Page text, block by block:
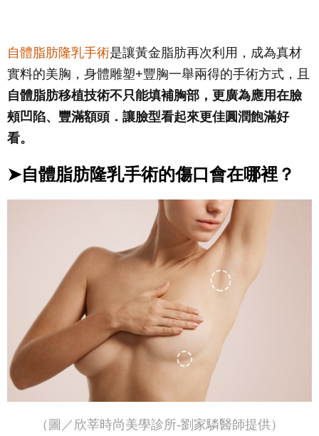
自體脂肪隆乳手術是讓黃金脂肪再次利用，成為真材
實料的美胸，身體雕塑+豐胸一舉兩得的手術方式，且
自體脂肪移植技術不只能填補胸部，更廣為應用在臉
頰凹陷、豐滿額頭．讓臉型看起來更佳圓潤飽滿好
看。
➤自體脂肪隆乳手術的傷口會在哪裡？
（圖／欣莘時尚美學診所-劉家驎醫師提供）